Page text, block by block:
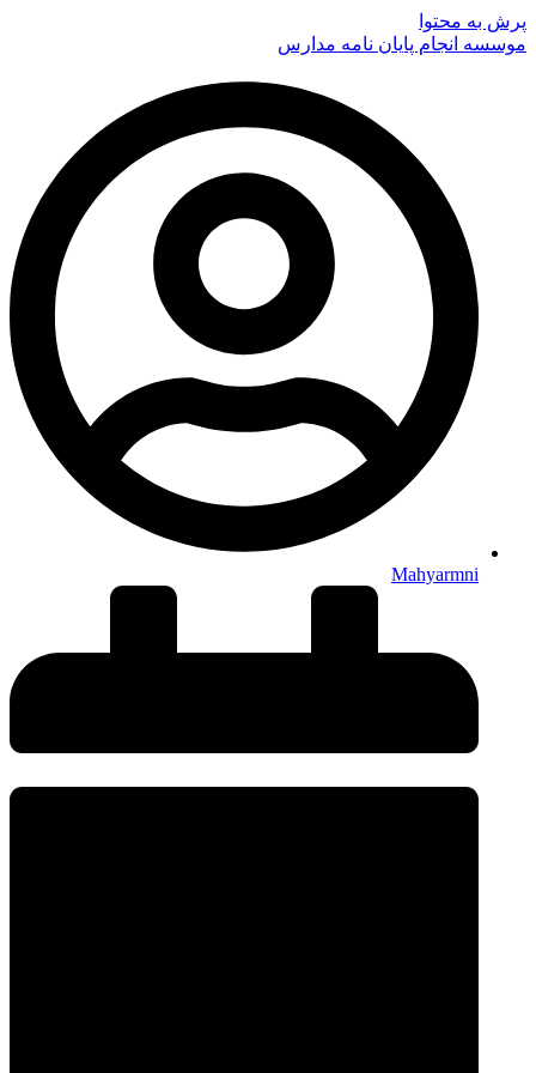
پرش به محتوا
موسسه انجام پایان نامه مدارس
Mahyarmni